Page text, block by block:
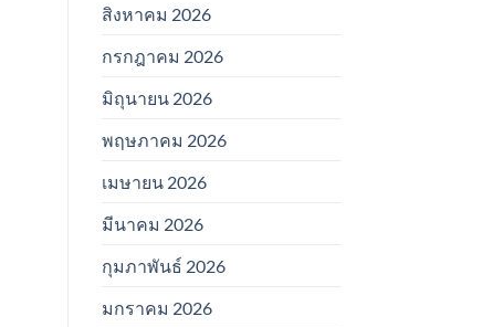
สิงหาคม 2026
กรกฎาคม 2026
มิถุนายน 2026
พฤษภาคม 2026
เมษายน 2026
มีนาคม 2026
กุมภาพันธ์ 2026
มกราคม 2026